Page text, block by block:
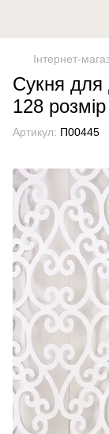
Інтернет-
Сукня для
128 розмір
Артикул: П00445